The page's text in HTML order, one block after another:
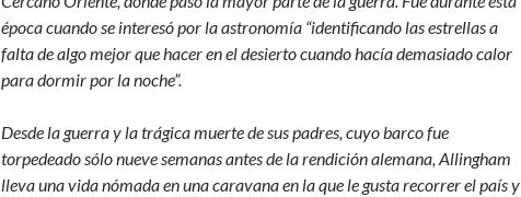
época cuando se interesó por la astronomía “identificando las estrellas a
falta de algo mejor que hacer en el desierto cuando hacía demasiado calor
para dormir por la noche”.
Desde la guerra y la trágica muerte de sus padres, cuyo barco fue
torpedeado sólo nueve semanas antes de la rendición alemana, Allingham
lleva una vida nómada en una caravana en la que le gusta recorrer el país y